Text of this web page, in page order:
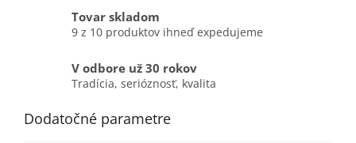
Tovar skladom
9 z 10 produktov ihneď expedujeme
V odbore už 30 rokov
Tradícia, serióznosť, kvalita
Dodatočné parametre